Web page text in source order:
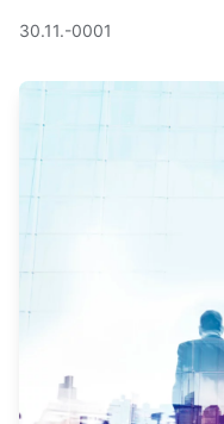
30.11.-0001